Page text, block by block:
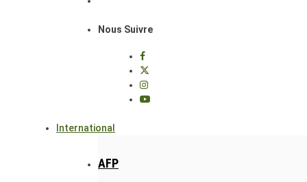
Nous Suivre
International
AFP